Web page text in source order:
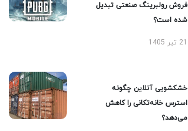
فروش رولبرینگ صنعتی تبدیل
شده است؟
21 تیر 1405
خشکشویی آنلاین چگونه
استرس خانه‌تکانی را کاهش
می‌دهد؟